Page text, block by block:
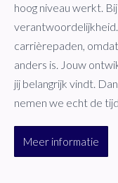
hoog niveau werkt.
carrièrepaden,
anders is. Jouw
jij belangrijk vindt.
nemen we echt de
Meer informatie